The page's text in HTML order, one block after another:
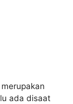
ada disaat